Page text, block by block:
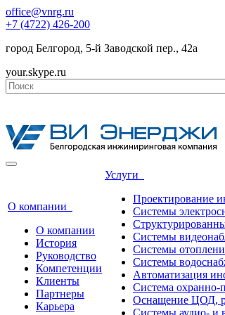
office@vnrg.ru
+7 (4722) 426-200
город Белгород, 5-й Заводской пер., 42а
your.skype.ru
О компании
О компании
История
Руководство
Компетенции
Клиенты
Партнеры
Карьера
Услуги
Проектирование
Системы
Системы
Системы
Системы
Автоматизация
Система охранно-
Оснащение ЦОД,
Системы аудио- и